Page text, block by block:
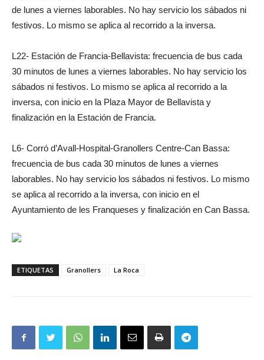
de lunes a viernes laborables. No hay servicio los sábados ni
festivos. Lo mismo se aplica al recorrido a la inversa.
L22- Estación de Francia-Bellavista: frecuencia de bus cada
30 minutos de lunes a viernes laborables. No hay servicio los
sábados ni festivos. Lo mismo se aplica al recorrido a la
inversa, con inicio en la Plaza Mayor de Bellavista y
finalización en la Estación de Francia.
L6- Corró d’Avall-Hospital-Granollers Centre-Can Bassa:
frecuencia de bus cada 30 minutos de lunes a viernes
laborables. No hay servicio los sábados ni festivos. Lo mismo
se aplica al recorrido a la inversa, con inicio en el
Ayuntamiento de les Franqueses y finalización en Can Bassa.
ETIQUETAS Granollers La Roca